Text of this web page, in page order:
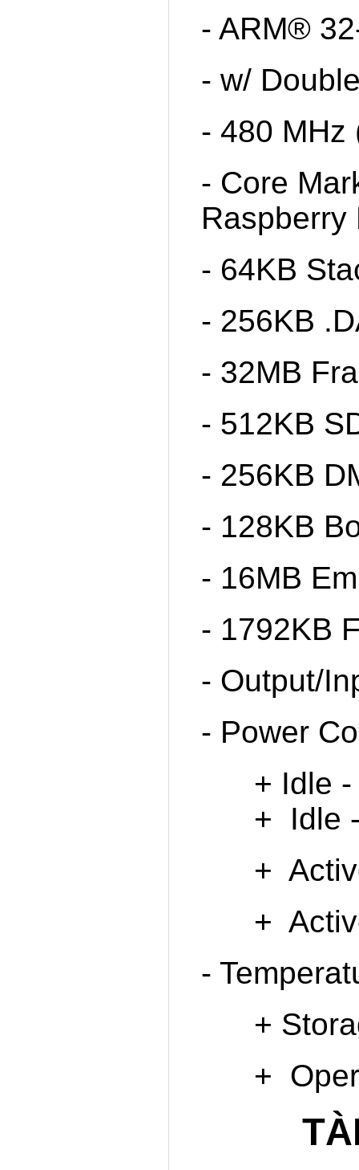
- ARM®
- w/
- 480 MHz
- Core
Raspberry
- 64KB
- 256KB
- 32MB
- 512KB
- 256KB
- 128KB
- 16MB
- 1792KB
- Output/
- Power
+ Idle -
+ Idle -
+ Active
+ Active
-
+
+